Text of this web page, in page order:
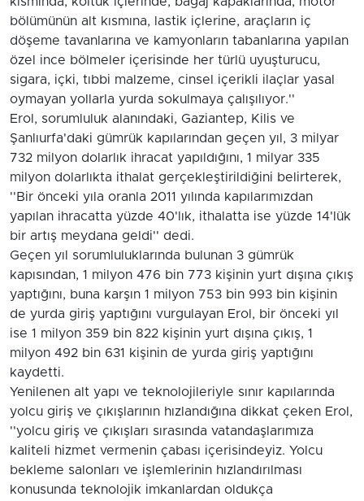
bölümünün alt kısmına, lastik içlerine, araçların iç
döşeme tavanlarına ve kamyonların tabanlarına yapılan
özel ince bölmeler içerisinde her türlü uyuşturucu,
sigara, içki, tıbbi malzeme, cinsel içerikli ilaçlar yasal
oymayan yollarla yurda sokulmaya çalışılıyor.''
Erol, sorumluluk alanındaki, Gaziantep, Kilis ve
Şanlıurfa'daki gümrük kapılarından geçen yıl, 3 milyar
732 milyon dolarlık ihracat yapıldığını, 1 milyar 335
milyon dolarlıkta ithalat gerçekleştirildiğini belirterek,
''Bir önceki yıla oranla 2011 yılında kapılarımızdan
yapılan ihracatta yüzde 40'lık, ithalatta ise yüzde 14'lük
bir artış meydana geldi'' dedi.
Geçen yıl sorumluluklarında bulunan 3 gümrük
kapısından, 1 milyon 476 bin 773 kişinin yurt dışına çıkış
yaptığını, buna karşın 1 milyon 753 bin 993 bin kişinin
de yurda giriş yaptığını vurgulayan Erol, bir önceki yıl
ise 1 milyon 359 bin 822 kişinin yurt dışına çıkış, 1
milyon 492 bin 631 kişinin de yurda giriş yaptığını
kaydetti.
Yenilenen alt yapı ve teknolojileriyle sınır kapılarında
yolcu giriş ve çıkışlarının hızlandığına dikkat çeken Erol,
''yolcu giriş ve çıkışları sırasında vatandaşlarımıza
kaliteli hizmet vermenin çabası içerisindeyiz. Yolcu
bekleme salonları ve işlemlerinin hızlandırılması
konusunda teknolojik imkanlardan oldukça